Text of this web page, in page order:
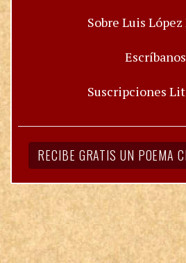
Sobre Luis
Escríbanos
Suscripciones
RECIBE GRATIS UN POEMA